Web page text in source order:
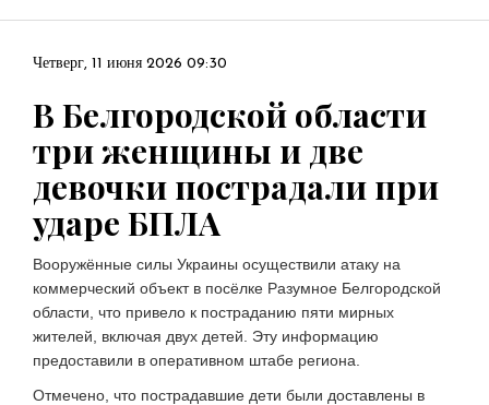
диалог США и России о
06.08.2026 22:02
Трамп продемонстрировал
равнодушие к атакам России на Киев
06.08.2026 21:22
ЧЕЛОВЕК И ЗАКОН
Госдума предложила создать
алиментный фонд для поддержки
детей
В Смоленске ребенок и женщина
погибли при падении деревьев во
время урагана
06.08.2026 20:26
Четверг, 11 июня 2026 09:30
В Белгородской области
три женщины и две
девочки пострадали при
ударе БПЛА
Вооружённые силы Украины осуществили атаку на
коммерческий объект в посёлке Разумное Белгородской
области, что привело к постраданию пяти мирных
жителей, включая двух детей. Эту информацию
предоставили в оперативном штабе региона.
Отмечено, что пострадавшие дети были доставлены в